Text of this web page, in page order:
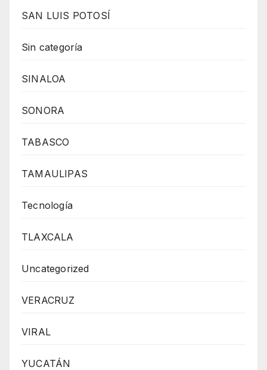
SAN LUIS POTOSÍ
Sin categoría
SINALOA
SONORA
TABASCO
TAMAULIPAS
Tecnología
TLAXCALA
Uncategorized
VERACRUZ
VIRAL
YUCATÁN